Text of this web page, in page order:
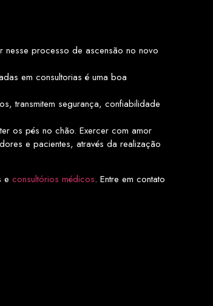
nesse processo de ascensão no novo
em consultorias é uma boa
transmitem segurança, confiabilidade
os pés no chão. Exercer com amor
e pacientes, através da realização
e consultórios médicos. Entre em contato